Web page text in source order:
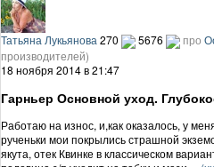
Татьяна Лукьянова 270 5676 про
производителей)
18 ноября 2014 в 21:47
Гарньер Основной уход.
Работаю на износ, и,как оказалось, у
рученьки мои покрылись страшной
якута, отек Квинке в классическом